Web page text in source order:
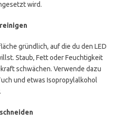
wird.
gründlich, auf die du den LED
Staub, Fett oder Feuchtigkeit
schwächen. Verwende dazu
und etwas Isopropylalkohol